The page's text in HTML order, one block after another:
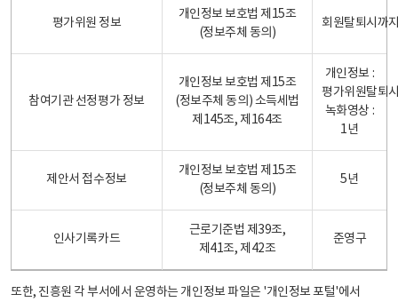
평가위원 정보
개인정보 보호법 제15조
(정보주체 동의)
회원탈퇴시까
참여기관 선정평가 정보
개인정보 보호법 제15조
(정보주체 동의) 소득세법
제145조, 제164조
개인정보 :
평가위원탈퇴
녹화영상 :
1년
제안서 접수정보
개인정보 보호법 제15조
(정보주체 동의)
5년
인사기록카드
근로기준법 제39조,
제41조, 제42조
준영구
또한, 진흥원 각 부서에서 운영하는 개인정보 파일은 '개인정보 포털'에서